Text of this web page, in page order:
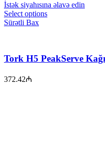
İstək siyahısına əlavə edin
Select options
Sürətli Bax
Tork H5 PeakServe
372.42₼